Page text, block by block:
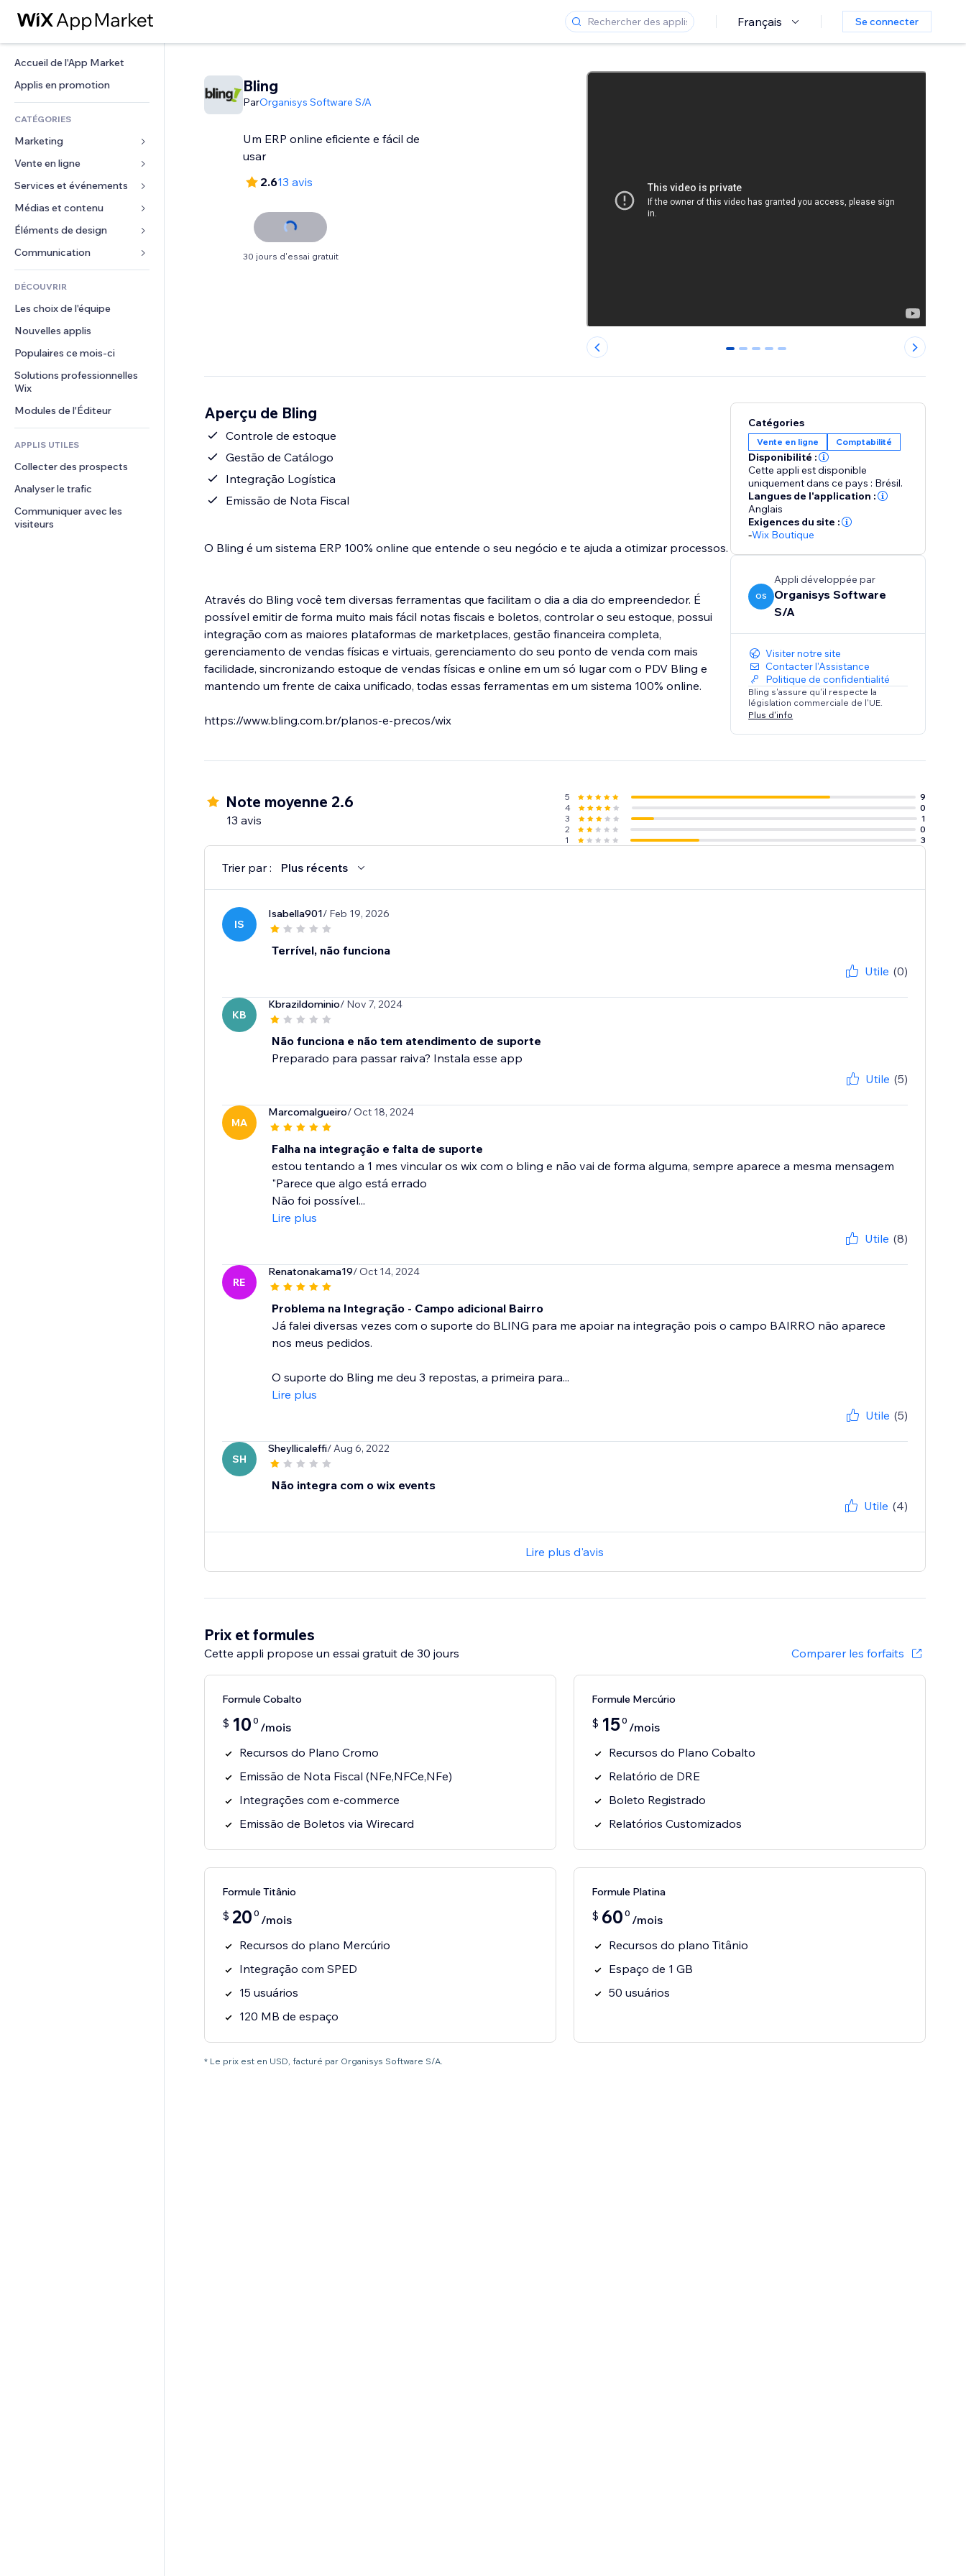
Français Se connecter
Accueil de l'App Market
Applis en promotion
CATÉGORIES
Marketing
Publicités
Mobile
Données analytiques
Réseaux sociaux
Classement de sites
E-mail
Vente en ligne
Applis pour les boutiques
Expédition et livraison
Boutons Vente
Comptabilité
Coupons et fidélisation
Solutions d'entreposage
Financement participatif
Alimentation et boissons
Services et événements
Hôtels
Événements
Restaurants
Immobilier
Réservations
Médias et contenu
Galerie
Musique
Podcasts
Photographie
Vidéo
PDF
Partage de fichiers
Actualités
Services de contenu
Effets de texte
Éléments de design
Cartes et navigation
Confidentialité
Horloge
Modèles de pages
Effets sur images
Boutons et menus
Bannières et badges
Calculateurs
Rechercher
Formulaires
Sondages
Chat
Commentaires
Téléphone
Communauté
Avis et commentaires
DÉCOUVRIR
Les choix de l'équipe
Nouvelles applis
Populaires ce mois‑ci
Solutions professionnelles
Wix
Modules de l'Éditeur
APPLIS UTILES
Collecter des prospects
Analyser le trafic
Communiquer avec les
visiteurs
Bling
ParOrganisys Software S/A
Um ERP online eficiente e fácil de
usar
2.613 avis
30 jours d'essai gratuit
0 1 2 3 4
Aperçu de Bling
Controle de estoque
Gestão de Catálogo
Integração Logística
Emissão de Nota Fiscal
O Bling é um sistema ERP 100% online que entende o seu negócio e te ajuda a otimizar processos.
Através do Bling você tem diversas ferramentas que facilitam o dia a dia do empreendedor. É
possível emitir de forma muito mais fácil notas fiscais e boletos, controlar o seu estoque, possui
integração com as maiores plataformas de marketplaces, gestão financeira completa,
gerenciamento de vendas físicas e virtuais, gerenciamento do seu ponto de venda com mais
facilidade, sincronizando estoque de vendas físicas e online em um só lugar com o PDV Bling e
mantendo um frente de caixa unificado, todas essas ferramentas em um sistema 100% online.
https://www.bling.com.br/planos-e-precos/wix
Catégories
Vente en ligne Comptabilité
Disponibilité :
Cette appli est disponible
uniquement dans ce pays : Brésil.
Langues de l'application :
Anglais
Exigences du site :
-Wix Boutique
OS
Appli développée par
Organisys Software
S/A
Visiter notre site
Contacter l'Assistance
Politique de confidentialité
Bling s'assure qu'il respecte la
législation commerciale de l'UE.
Plus d'info
Note moyenne 2.6
13 avis
5
9
4
0
3
1
2
0
1
3
Trier par : Plus récents
IS
Isabella901/ Feb 19, 2026
Terrível, não funciona
Utile (0)
KB
Kbrazildominio/ Nov 7, 2024
Não funciona e não tem atendimento de suporte
Preparado para passar raiva? Instala esse app
Utile (5)
MA
Marcomalgueiro/ Oct 18, 2024
Falha na integração e falta de suporte
estou tentando a 1 mes vincular os wix com o bling e não vai de forma alguma, sempre aparece a mesma mensagem
"Parece que algo está errado
Não foi possível...
Lire plus
Utile (8)
RE
Renatonakama19/ Oct 14, 2024
Problema na Integração - Campo adicional Bairro
Já falei diversas vezes com o suporte do BLING para me apoiar na integração pois o campo BAIRRO não aparece
nos meus pedidos.
O suporte do Bling me deu 3 repostas, a primeira para...
Lire plus
Utile (5)
SH
Sheyllicaleffi/ Aug 6, 2022
Não integra com o wix events
Utile (4)
Lire plus d'avis
Prix et formules
Cette appli propose un essai gratuit de 30 jours Comparer les forfaits
Formule Cobalto
$ 10 0 /mois
Recursos do Plano Cromo
Emissão de Nota Fiscal (NFe,NFCe,NFe)
Integrações com e-commerce
Emissão de Boletos via Wirecard
Formule Mercúrio
$ 150 /mois
Recursos do Plano Cobalto
Relatório de DRE
Boleto Registrado
Relatórios Customizados
Formule Titânio
$ 20 0 /mois
Recursos do plano Mercúrio
Integração com SPED
15 usuários
120 MB de espaço
Formule Platina
$ 60 0 /mois
Recursos do plano Titânio
Espaço de 1 GB
50 usuários
* Le prix est en USD, facturé par Organisys Software S/A.